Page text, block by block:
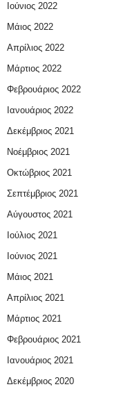
Ιούνιος 2022
Μάιος 2022
Απρίλιος 2022
Μάρτιος 2022
Φεβρουάριος 2022
Ιανουάριος 2022
Δεκέμβριος 2021
Νοέμβριος 2021
Οκτώβριος 2021
Σεπτέμβριος 2021
Αύγουστος 2021
Ιούλιος 2021
Ιούνιος 2021
Μάιος 2021
Απρίλιος 2021
Μάρτιος 2021
Φεβρουάριος 2021
Ιανουάριος 2021
Δεκέμβριος 2020